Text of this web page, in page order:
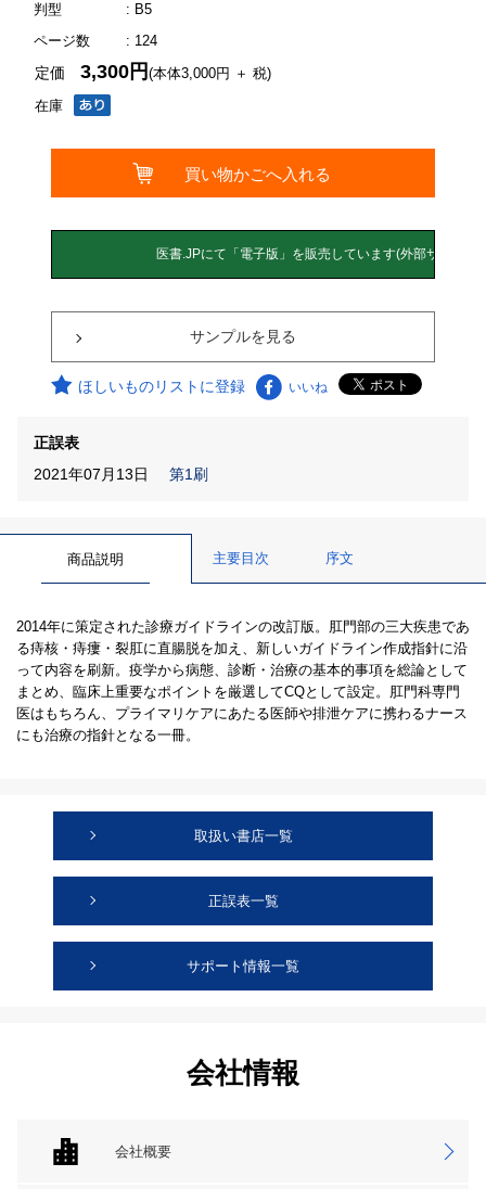
判型
: B5
ページ数
: 124
在庫
定価3,300円(本体3,000円 ＋ 税)
サンプルを見る
ほしいものリストに登録 いいね
正誤表
2021年07月13日
第1刷
商品説明 主要目次 序文
2014年に策定された診療ガイドラインの改訂版。肛門部の三大疾患であ
る痔核・痔瘻・裂肛に直腸脱を加え、新しいガイドライン作成指針に沿
って内容を刷新。疫学から病態、診断・治療の基本的事項を総論として
まとめ、臨床上重要なポイントを厳選してCQとして設定。肛門科専門
医はもちろん、プライマリケアにあたる医師や排泄ケアに携わるナース
にも治療の指針となる一冊。
取扱い書店一覧
正誤表一覧
サポート情報一覧
会社情報
会社概要